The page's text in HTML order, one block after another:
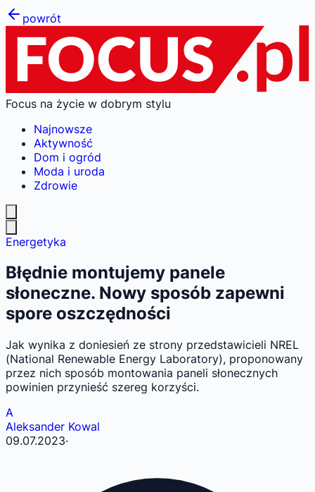
powrót
Focus na życie w dobrym stylu
Najnowsze
Aktywność
Dom i ogród
Moda i uroda
Zdrowie
Energetyka
Błędnie montujemy panele
słoneczne. Nowy sposób zapewni
spore oszczędności
Jak wynika z doniesień ze strony przedstawicieli NREL
(National Renewable Energy Laboratory), proponowany
przez nich sposób montowania paneli słonecznych
powinien przynieść szereg korzyści.
A
Aleksander Kowal
09.07.2023·